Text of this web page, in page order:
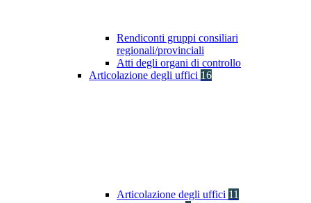
Rendiconti gruppi consiliari
regionali/provinciali
Atti degli organi di controllo
Articolazione degli uffici 16
Articolazione degli uffici 11